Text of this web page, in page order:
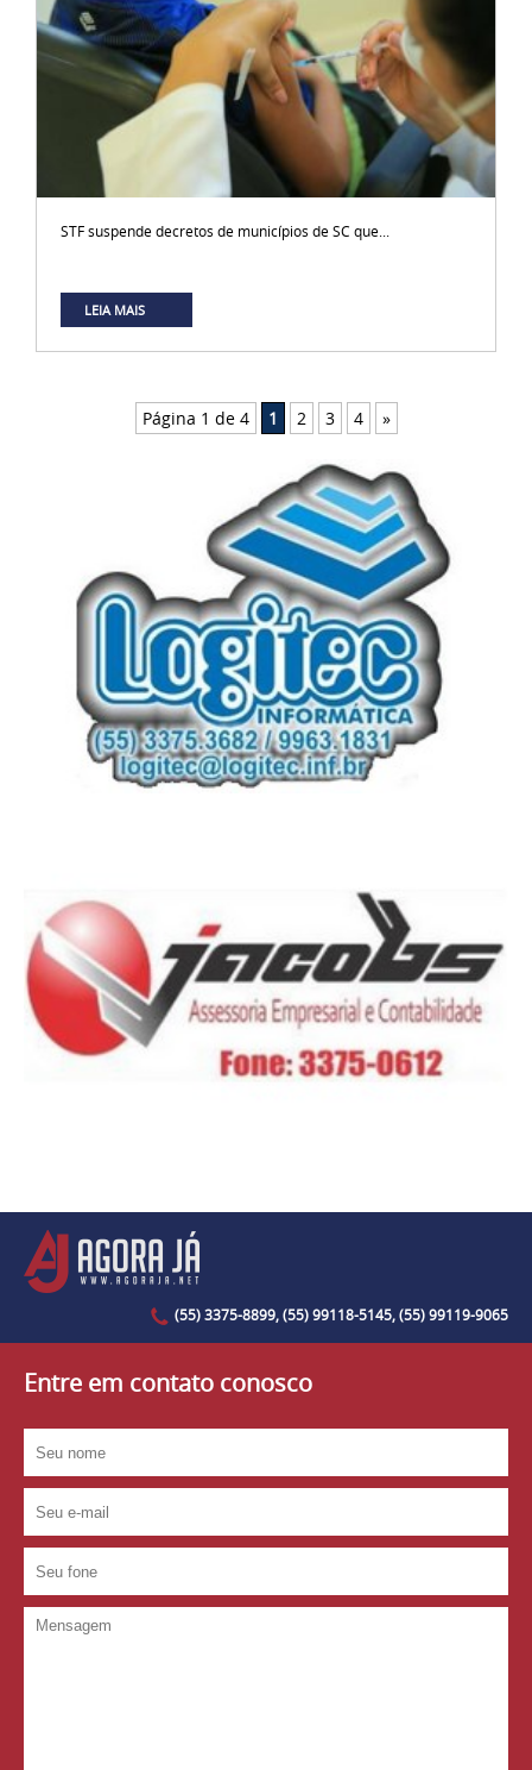
STF suspende decretos de municípios de SC que...
LEIA MAIS
Página 1 de 4 1 2 3 4 »
(55) 3375-8899, (55) 99118-5145, (55) 99119-9065
Entre em contato conosco